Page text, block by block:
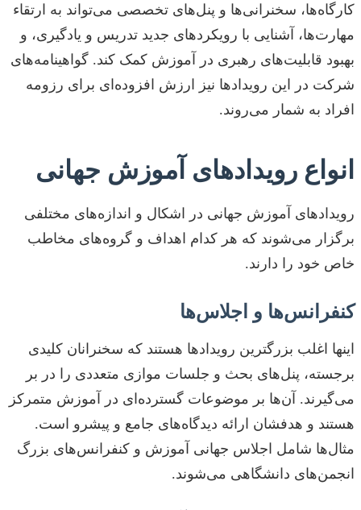
کارگاه‌ها، سخنرانی‌ها و پنل‌های تخصصی می‌تواند به ارتقاء
مهارت‌ها، آشنایی با رویکردهای جدید تدریس و یادگیری، و
بهبود قابلیت‌های رهبری در آموزش کمک کند. گواهینامه‌های
شرکت در این رویدادها نیز ارزش افزوده‌ای برای رزومه
افراد به شمار می‌روند.
انواع رویدادهای آموزش جهانی
رویدادهای آموزش جهانی در اشکال و اندازه‌های مختلفی
برگزار می‌شوند که هر کدام اهداف و گروه‌های مخاطب
خاص خود را دارند.
کنفرانس‌ها و اجلاس‌ها
اینها اغلب بزرگترین رویدادها هستند که سخنرانان کلیدی
برجسته، پنل‌های بحث و جلسات موازی متعددی را در بر
می‌گیرند. آن‌ها بر موضوعات گسترده‌ای در آموزش متمرکز
هستند و هدفشان ارائه دیدگاه‌های جامع و پیشرو است.
مثال‌ها شامل اجلاس جهانی آموزش و کنفرانس‌های بزرگ
انجمن‌های دانشگاهی می‌شوند.